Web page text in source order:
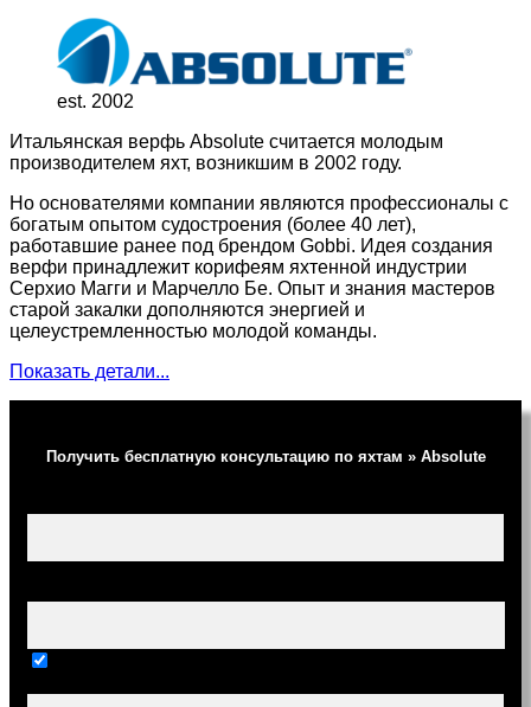
est. 2002
Итальянская верфь Absolute считается молодым
производителем яхт, возникшим в 2002 году.
Но основателями компании являются профессионалы с
богатым опытом судостроения (более 40 лет),
работавшие ранее под брендом Gobbi. Идея создания
верфи принадлежит корифеям яхтенной индустрии
Серхио Магги и Марчелло Бе. Опыт и знания мастеров
старой закалки дополняются энергией и
целеустремленностью молодой команды.
Показать детали...
Получить бесплатную консультацию по яхтам » Absolute